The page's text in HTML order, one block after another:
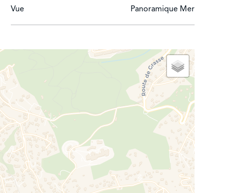
Vue Panoramique Mer